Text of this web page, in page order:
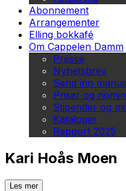
Abonnement
Arrangementer
Elling bokkafé
Om Cappelen Damm
Presse
Nyhetsbrev
Send inn manus
Priser og
Stipender og
Kataloger
Rapport 2025
Kari Hoås Moen
Les mer